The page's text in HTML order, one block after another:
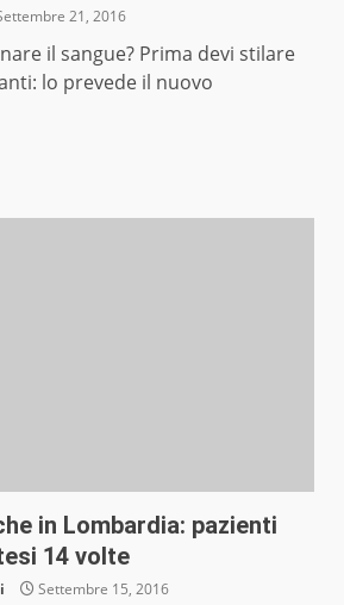
21, 2016
il sangue? Prima devi stilare
lo prevede il nuovo
in Lombardia: pazienti
14 volte
Settembre 15, 2016